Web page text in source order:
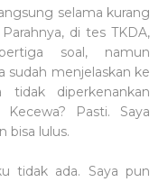
selama kurang
di tes TKDA,
soal, namun
sudah menjelaskan ke
tidak diperkenankan
Kecewa? Pasti. Saya
bisa lulus.
tidak ada. Saya pun